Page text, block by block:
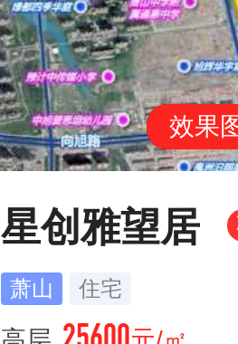
效果
星创雅望居
萧山 住宅